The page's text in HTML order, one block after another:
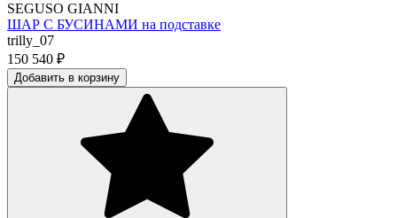
SEGUSO GIANNI
ШАР С БУСИНАМИ на подставке
trilly_07
150 540 ₽
Добавить в корзину